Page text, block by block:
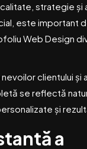
strategie și
este important
Web Design
clientului și
se reflectă
și
a